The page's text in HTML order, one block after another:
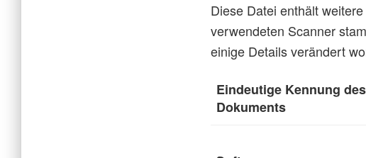
Diese Datei enthält
verwendeten Scanner
einige Details verändert
Eindeutige Kennung
Dokuments